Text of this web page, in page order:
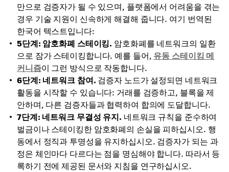
만으로 검증자가 될 수 있으며, 플랫폼에서 어려움을 겪는
경우 기술 지원이 신속하게 해결해 줍니다. 여기 번역된
한국어 텍스트입니다:
5단계: 암호화폐 스테이킹. 암호화폐를 네트워크의 일환
으로 잠가 스테이킹합니다. 예를 들어, 유동 스테이킹 메
커니즘이 그런 방식으로 작동합니다.
6단계: 네트워크 참여. 검증자 노드가 설정되면 네트워크
활동을 시작할 수 있습니다: 거래를 검증하고, 블록을 제
안하며, 다른 검증자들과 협력하여 합의에 도달합니다.
7단계: 네트워크 무결성 유지. 네트워크 규칙을 준수하여
벌금이나 스테이킹한 암호화폐의 손실을 피하십시오. 행
동에서 정직과 투명성을 유지하십시오. 검증자가 되는 과
정은 체인마다 다르다는 점을 명심해야 합니다. 따라서 등
록하기 전에 제공된 문서와 지침을 연구하십시오.